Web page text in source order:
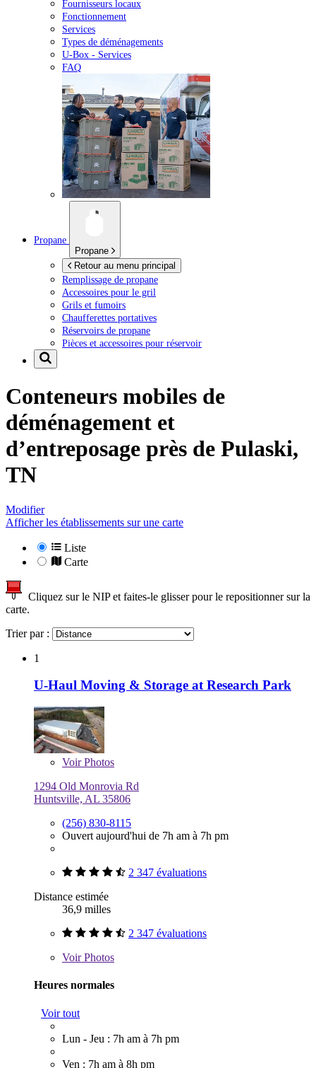
Fournisseurs locaux
Fonctionnement
Services
Types de déménagements
U-Box - Services
FAQ
Propane
Propane
Retour au menu principal
Remplissage de propane
Accessoires pour le gril
Grils et fumoirs
Chaufferettes portatives
Réservoirs de propane
Pièces et accessoires pour réservoir
Conteneurs mobiles de
déménagement et
d’entreposage près de Pulaski,
TN
Modifier
Afficher les établissements sur une carte
Liste
Carte
Cliquez sur le NIP et faites-le glisser pour le repositionner sur la
carte.
Trier par :
1
U-Haul Moving & Storage at Research Park
VoirPhotos
1294 Old Monrovia Rd
Huntsville, AL 35806
(256) 830-8115
Ouvert aujourd'hui de 7h am à 7h pm
2 347 évaluations
Distance estimée
36,9 milles
2 347 évaluations
VoirPhotos
Heures normales
Voir tout
Lun - Jeu : 7h am à 7h pm
Ven : 7h am à 8h pm